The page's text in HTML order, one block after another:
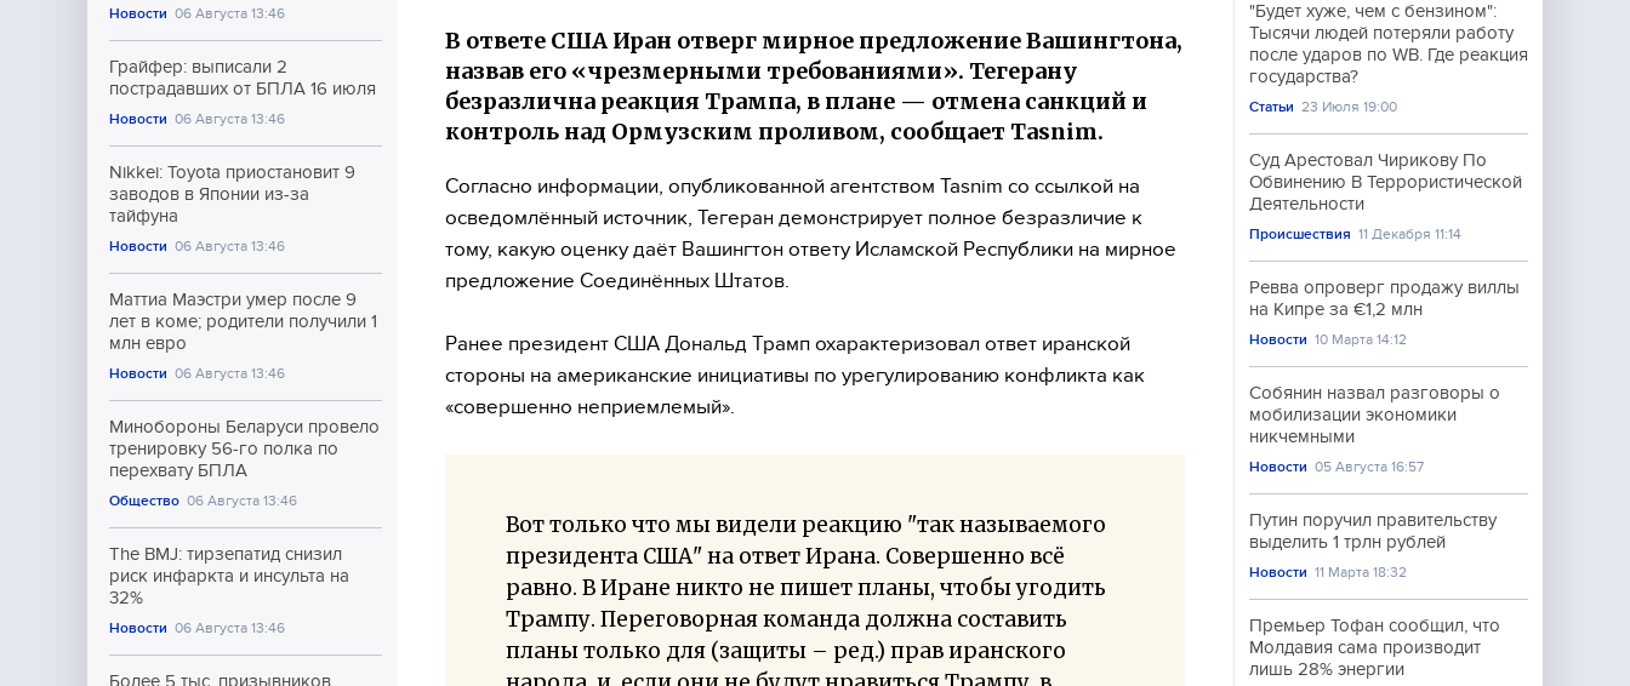
Новости 06 Августа 13:46
Грайфер: выписали 2
пострадавших от БПЛА 16 июля
Новости 06 Августа 13:46
Nikkei: Toyota приостановит 9
заводов в Японии из-за
тайфуна
Новости 06 Августа 13:46
Маттиа Маэстри умер после 9
лет в коме; родители получили 1
млн евро
Новости 06 Августа 13:46
Минобороны Беларуси провело
тренировку 56-го полка по
перехвату БПЛА
Общество 06 Августа 13:46
The BMJ: тирзепатид снизил
риск инфаркта и инсульта на
32%
Новости 06 Августа 13:46
Более 5 тыс. призывников
В ответе США Иран отверг мирное предложение Вашингтона,
назвав его «чрезмерными требованиями». Тегерану
безразлична реакция Трампа, в плане — отмена санкций и
контроль над Ормузским проливом, сообщает Tasnim.
Согласно информации, опубликованной агентством Tasnim со ссылкой на
осведомлённый источник, Тегеран демонстрирует полное безразличие к
тому, какую оценку даёт Вашингтон ответу Исламской Республики на мирное
предложение Соединённых Штатов.
Ранее президент США Дональд Трамп охарактеризовал ответ иранской
стороны на американские инициативы по урегулированию конфликта как
«совершенно неприемлемый».
Вот только что мы видели реакцию "так называемого
президента США" на ответ Ирана. Совершенно всё
равно. В Иране никто не пишет планы, чтобы угодить
Трампу. Переговорная команда должна составить
планы только для (защиты – ред.) прав иранского
"Будет хуже, чем с бензином":
Тысячи людей потеряли работу
после ударов по WB. Где реакция
государства?
Статьи 23 Июля 19:00
Суд Арестовал Чирикову По
Обвинению В Террористической
Деятельности
Происшествия 11 Декабря 11:14
Ревва опроверг продажу виллы
на Кипре за €1,2 млн
Новости 10 Марта 14:12
Собянин назвал разговоры о
мобилизации экономики
никчемными
Новости 05 Августа 16:57
Путин поручил правительству
выделить 1 трлн рублей
Новости 11 Марта 18:32
Премьер Тофан сообщил, что
Молдавия сама производит
лишь 28% энергии